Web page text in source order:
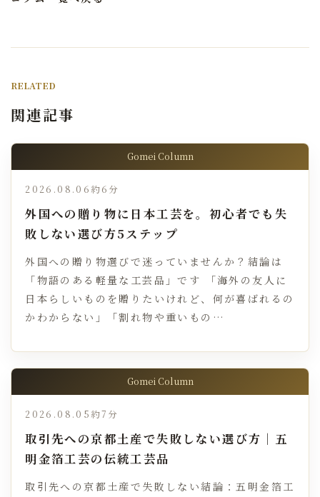
RELATED
関連記事
Gomei Column
2026.08.06 約6分
外国への贈り物に日本工芸を。初心者でも失
敗しない選び方5ステップ
外国への贈り物選びで迷っていませんか？結論は
「物語のある軽量な工芸品」です 「海外の友人に
日本らしいものを贈りたいけれど、何が喜ばれるの
かわからない」「割れ物や重いもの…
Gomei Column
2026.08.05 約7分
取引先への京都土産で失敗しない選び方｜五
明金箔工芸の伝統工芸品
取引先への京都土産で失敗しない結論：五明金箔工